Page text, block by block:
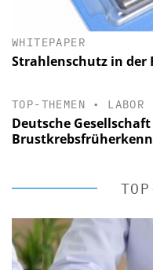
WHITEPAPER
Strahlenschutz in der
TOP-THEMEN • LABOR
Deutsche